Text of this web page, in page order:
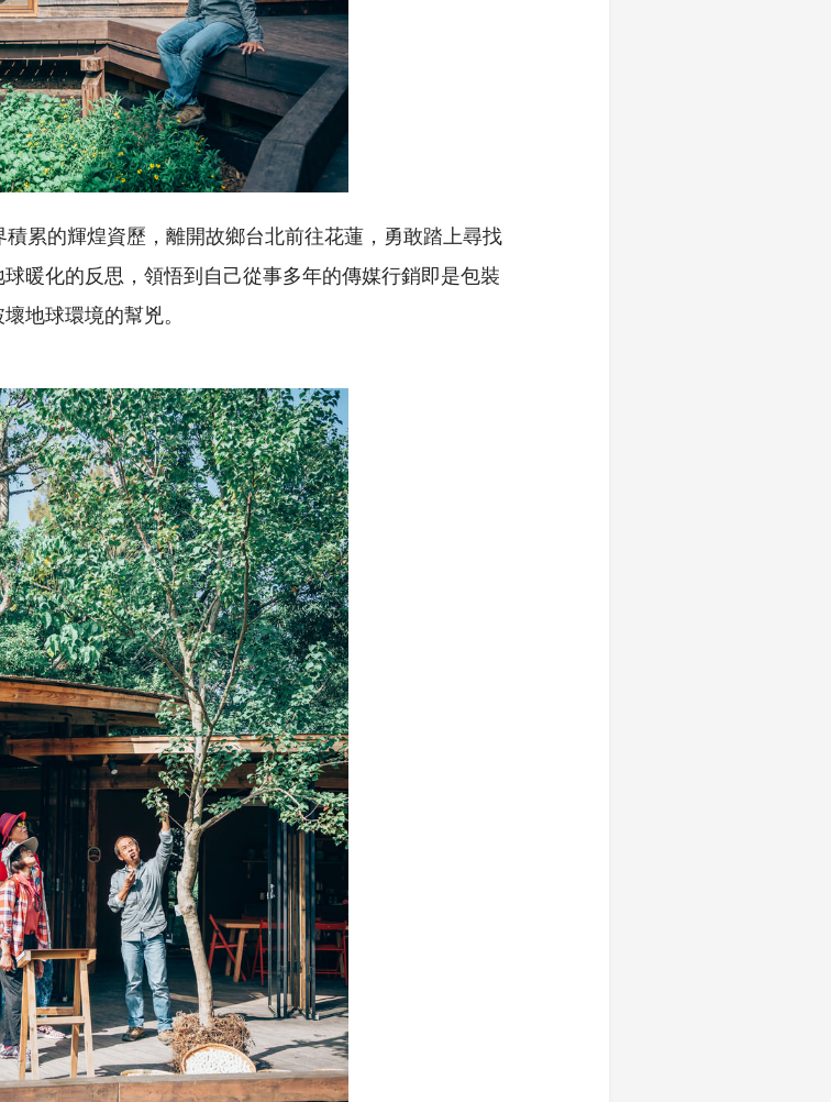
累的輝煌資歷，離開故鄉台北前往花蓮，勇敢踏上尋找
暖化的反思，領悟到自己從事多年的傳媒行銷即是包裝
地球環境的幫兇。